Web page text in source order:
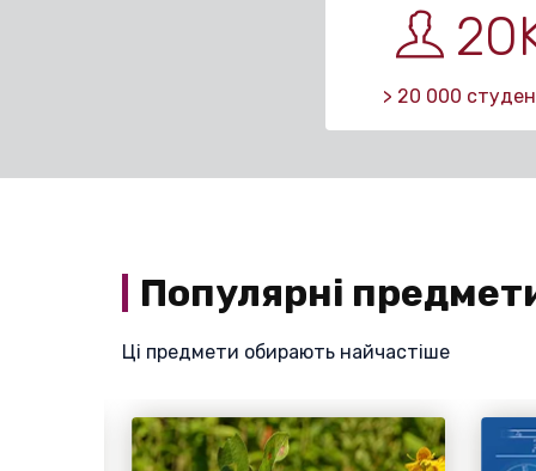
20
> 20 000
Популярні
Ці предмети обирають найчастіше